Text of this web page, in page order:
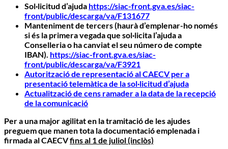
Sol·licitud d’ajuda https://siac-front.gva.es/siac-
front/public/descarga/va/F131677
Manteniment de tercers (haurà d’emplenar-ho només
si és la primera vegada que sol·licita l’ajuda a
Conselleria o ha canviat el seu número de compte
IBAN). https://siac-front.gva.es/siac-
front/public/descarga/va/F3921
Autorització de representació al CAECV per a
presentació telemàtica de la sol·licitud d’ajuda
Actualització de cens ramader a la data de la recepció
de la comunicació
Per a una major agilitat en la tramitació de les ajudes
preguem que manen tota la documentació emplenada i
firmada al CAECVfins al 1 de juliol (inclòs)